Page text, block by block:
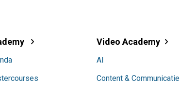
Video Academy
AI
Content & Communicatie